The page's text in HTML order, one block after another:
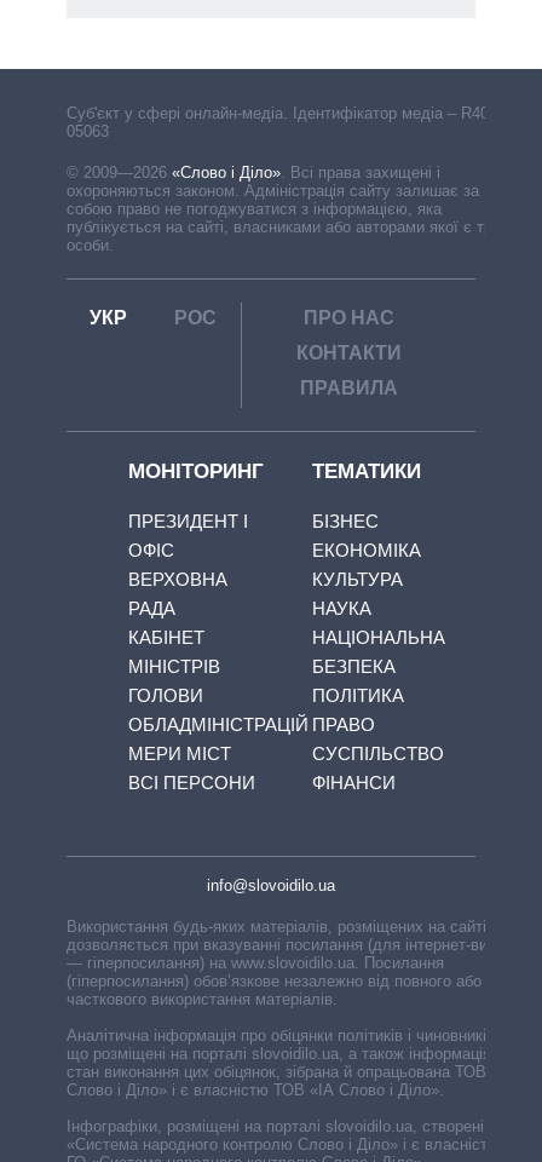
Cуб'єкт у сфері онлайн-медіа. Ідентифікатор медіа – R40-
05063
© 2009—2026 «Слово і Діло». Всі права захищені і
охороняються законом. Адміністрація сайту залишає за
собою право не погоджуватися з інформацією, яка
публікується на сайті, власниками або авторами якої є треті
особи.
УКР РОС
ПРО НАС
КОНТАКТИ
ПРАВИЛА
МОНІТОРИНГ
ПРЕЗИДЕНТ І
ОФІС
ВЕРХОВНА
РАДА
КАБІНЕТ
МІНІСТРІВ
ГОЛОВИ
ОБЛАДМІНІСТРАЦІЙ
МЕРИ МІСТ
ВСІ ПЕРСОНИ
ТЕМАТИКИ
БІЗНЕС
ЕКОНОМІКА
КУЛЬТУРА
НАУКА
НАЦІОНАЛЬНА
БЕЗПЕКА
ПОЛІТИКА
ПРАВО
СУСПІЛЬСТВО
ФІНАНСИ
info@slovoidilo.ua
Використання будь-яких матеріалів, розміщених на сайті,
дозволяється при вказуванні посилання (для інтернет-видань
— гіперпосилання) на www.slovoidilo.ua. Посилання
(гіперпосилання) обов’язкове незалежно від повного або
часткового використання матеріалів.
Аналітична інформація про обіцянки політиків і чиновників,
що розміщені на порталі slovoidilo.ua, а також інформація про
стан виконання цих обіцянок, зібрана й опрацьована ТОВ «ІА
Слово і Діло» і є власністю ТОВ «ІА Слово і Діло».
Інфографіки, розміщені на порталі slovoidilo.ua, створені ГО
«Система народного контролю Слово і Діло» і є власністю